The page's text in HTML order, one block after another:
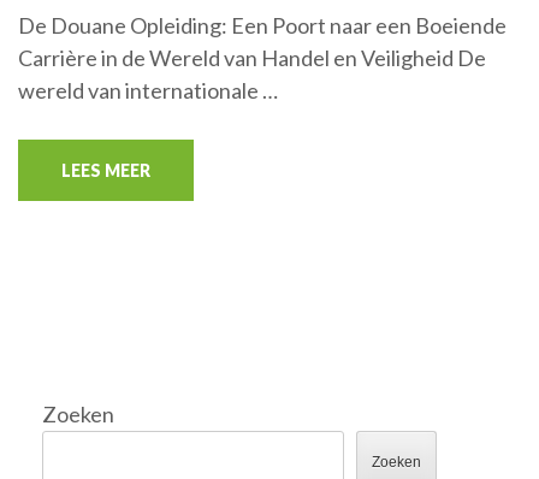
De Douane Opleiding: Een Poort naar een Boeiende
Carrière in de Wereld van Handel en Veiligheid De
wereld van internationale …
LEES MEER
Zoeken
Zoeken